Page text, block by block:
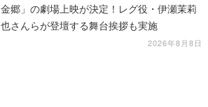
金郷」の劇場上映が決定！レグ役・伊瀬茉莉
也さんらが登壇する舞台挨拶も実施
2026年8月8日